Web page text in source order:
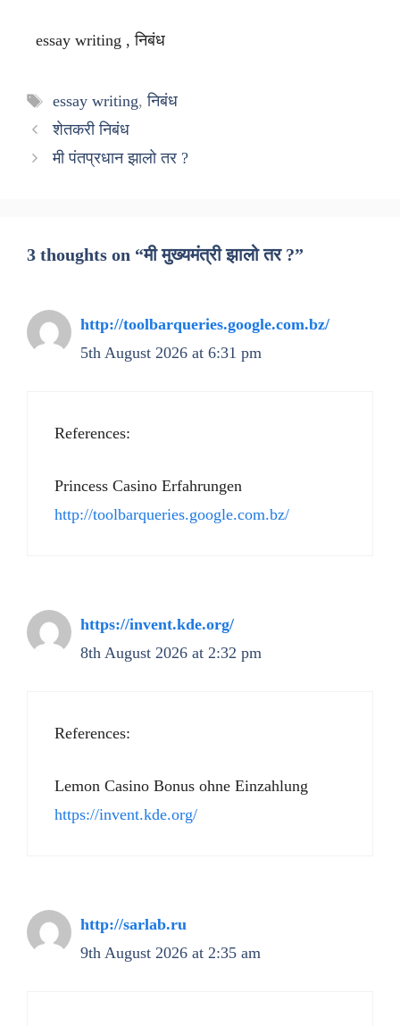
essay writing , निबंध
Tags
essay writing,निबंध
शेतकरी निबंध
मी पंतप्रधान झालो तर ?
3 thoughts on “मी मुख्यमंत्री झालो तर ?”
http://toolbarqueries.google.com.bz/
5th August 2026 at 6:31 pm
References:
Princess Casino Erfahrungen
http://toolbarqueries.google.com.bz/
https://invent.kde.org/
8th August 2026 at 2:32 pm
References:
Lemon Casino Bonus ohne Einzahlung
https://invent.kde.org/
http://sarlab.ru
9th August 2026 at 2:35 am